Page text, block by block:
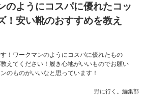
のようにコスパに優れたコッ
！安い靴のおすすめを教え
！ワークマンのようにコスパに優れたもの
えてください！履き心地がいいものでお願い
のものがいいなと思っています！
野に行く。編集部